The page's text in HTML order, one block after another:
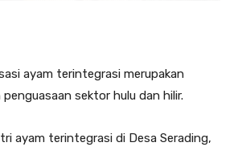
ayam terintegrasi merupakan
sektor hulu dan hilir.
ayam terintegrasi di Desa Serading,